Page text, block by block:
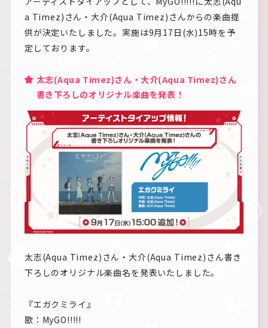
a Timez)さん・大介(Aqua Timez)さんからの楽曲提
供が決定いたしました。実施は9月17日(水)15時を予
定しております。
太志(Aqua Timez)さん・大介(Aqua Timez)さん
書き下ろしのオリジナル楽曲を発表！
太志(Aqua Timez)さん・大介(Aqua Timez)さん書き
下ろしのオリジナル楽曲名を発表いたしました。
『エガクミライ』
歌：MyGO!!!!!